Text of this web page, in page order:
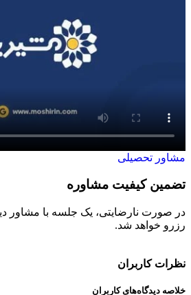
مشاور تحصیلی
تضمین کیفیت مشاوره
در صورت نارضایتی، یک جلسه با مشاور
رزرو خواهد شد.
نظرات کاربران
خلاصه دیدگاه‌های کاربران